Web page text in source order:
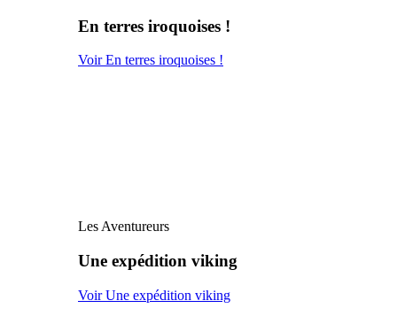
En terres iroquoises !
Voir En terres iroquoises !
Les Aventureurs
Une expédition viking
Voir Une expédition viking